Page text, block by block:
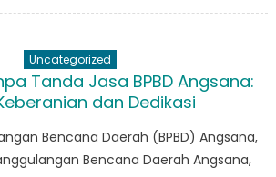
Negara:
Malaysia
Dalam
Uncategorized
Tanda Jasa BPBD Angsana:
dan Dedikasi
Bencana Daerah (BPBD) Angsana,
Bencana Daerah Angsana,